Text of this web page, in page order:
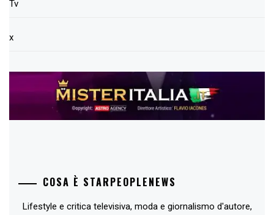
Tv
x
COSA È STARPEOPLENEWS
Lifestyle e critica televisiva, moda e giornalismo d'autore,